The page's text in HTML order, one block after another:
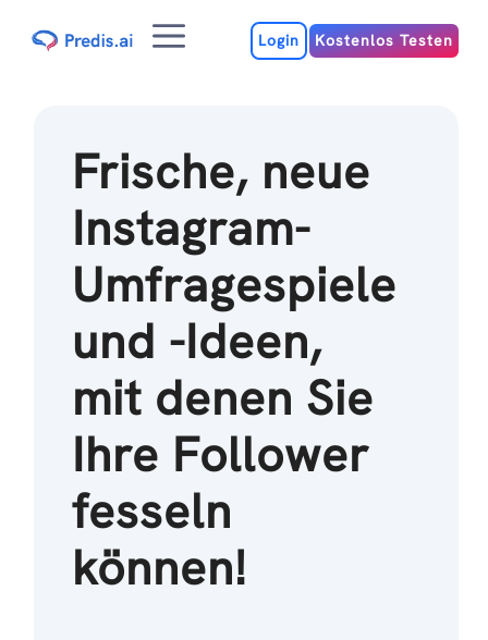
Inhalt
MenuLogin Kostenlos Testen
Frische, neue
Instagram-
Umfragespiele
und -Ideen,
mit denen Sie
Ihre Follower
fesseln
können!